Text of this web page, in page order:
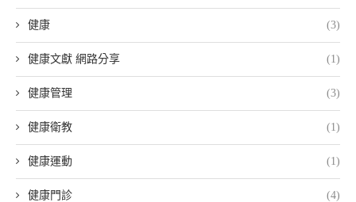
健康 (3)
健康文獻 網路分享 (1)
健康管理 (3)
健康衛教 (1)
健康運動 (1)
健康門診 (4)